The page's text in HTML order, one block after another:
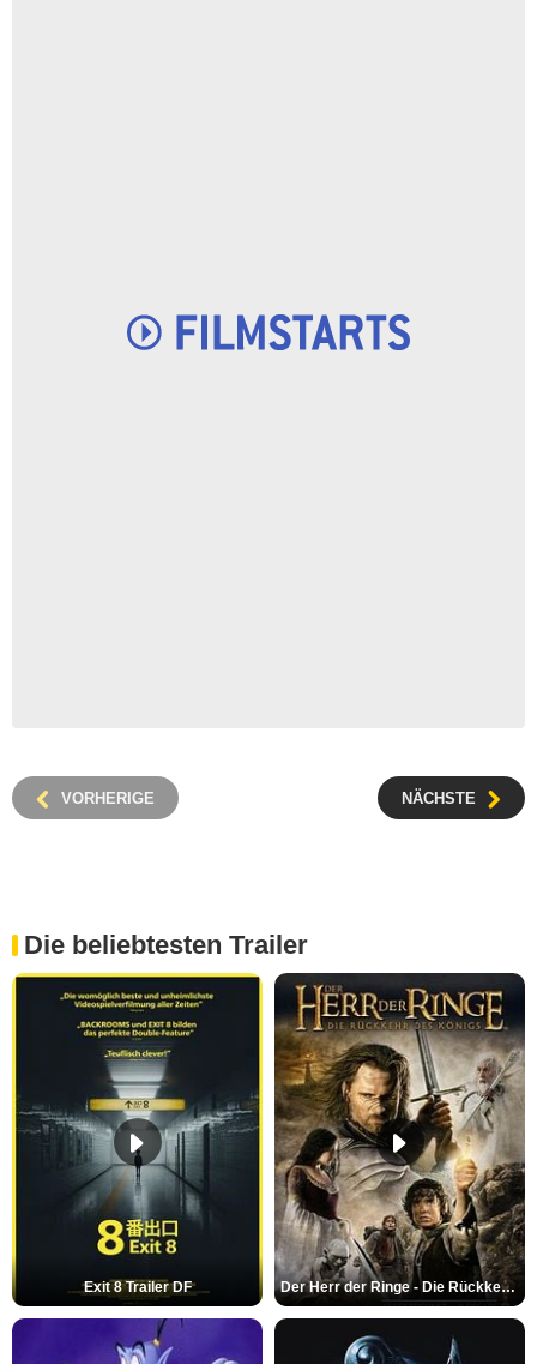
VORHERIGE NÄCHSTE
Die beliebtesten Trailer
Exit 8 Trailer DF Der Herr der Ringe - Die Rückkehr des Königs Trailer OV